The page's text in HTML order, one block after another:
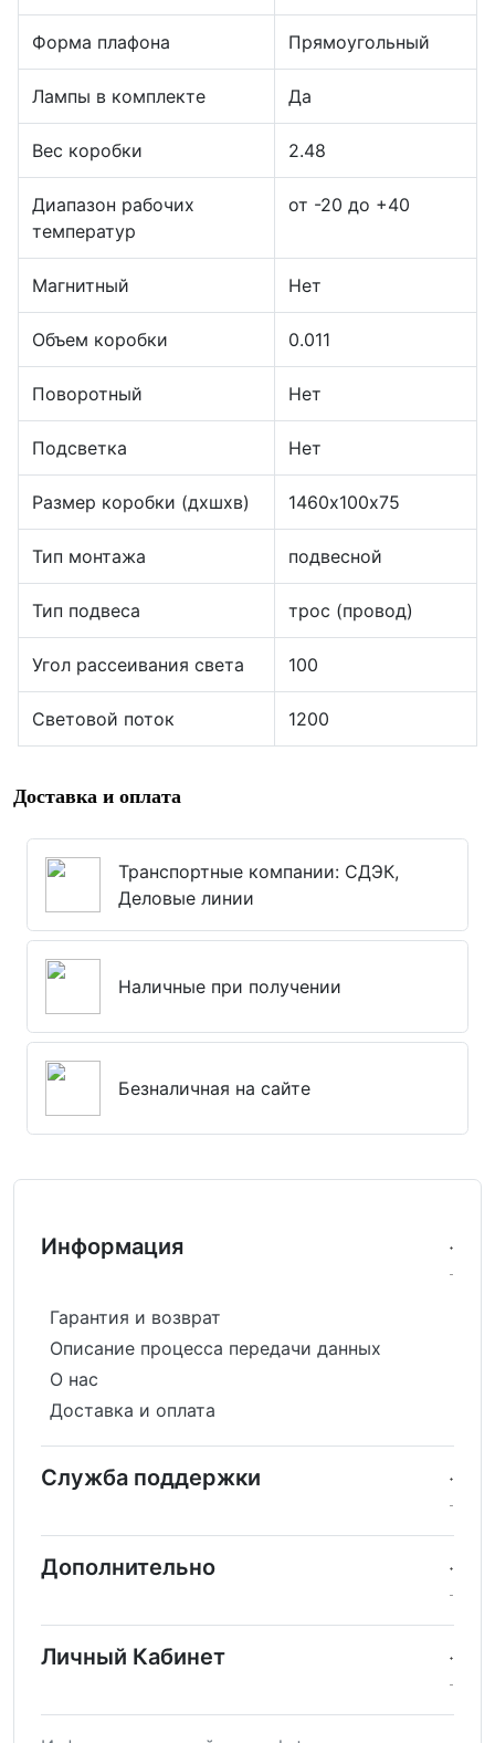
Форма плафона Прямоугольный
Лампы в комплекте Да
Вес коробки 2.48
Диапазон рабочих
температур
от -20 до +40
Магнитный Нет
Объем коробки 0.011
Поворотный Нет
Подсветка Нет
Размер коробки (дхшхв) 1460х100х75
Тип монтажа подвесной
Тип подвеса трос (провод)
Угол рассеивания света 100
Световой поток 1200
Доставка и оплата
Транспортные компании: СДЭК,
Деловые линии
Наличные при получении
Безналичная на сайте
Информация
Гарантия и возврат
Описание процесса передачи данных
О нас
Доставка и оплата
Служба поддержки
Дополнительно
Личный Кабинет